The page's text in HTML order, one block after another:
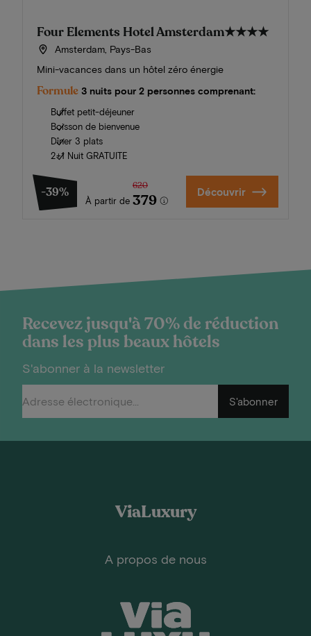
Four Elements Hotel Amsterdam★★★★
Amsterdam, Pays-Bas
Mini-vacances dans un hôtel zéro énergie
Formule 3 nuits pour 2 personnes comprenant:
Buffet petit-déjeuner
Boisson de bienvenue
Dîner 3 plats
2+1 Nuit GRATUITE
-39%
À partir de
620
379 Découvrir
Recevez jusqu'à 70% de réduction
dans les plus beaux hôtels
S'abonner à la newsletter
S'abonner
ViaLuxury
A propos de nous